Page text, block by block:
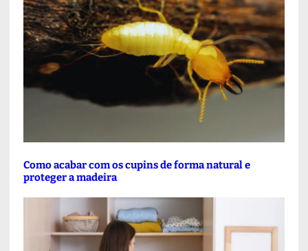
Como acabar com os cupins de forma natural e
proteger a madeira